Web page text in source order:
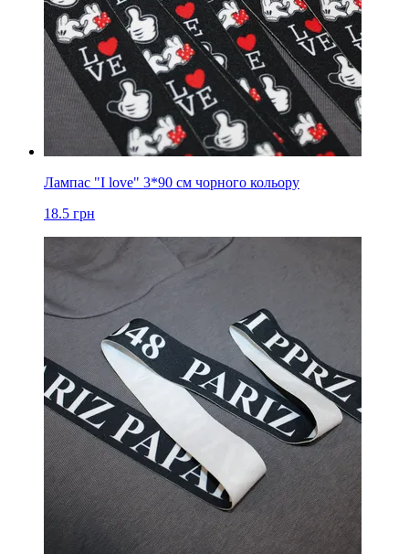
Лампас "I love" 3*90 см чорного кольору
18.5 грн